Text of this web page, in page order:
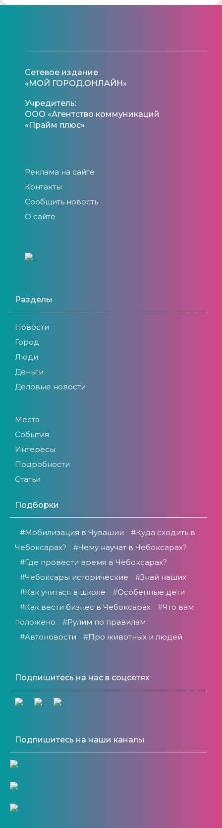
Сетевое издание
«МОЙ ГОРОД.ОНЛАЙН»
Учредитель:
ООО «Агентство коммуникаций
«Прайм плюс»
Реклама на сайте
Контакты
Сообщить новость
О сайте
Разделы
Новости
Город
Люди
Деньги
Деловые новости
Места
События
Интересы
Подробности
Статьи
Подборки
#Мобилизация в Чувашии
#Куда сходить в
Чебоксарах?
#Чему научат в Чебоксарах?
#Где провести время в Чебоксарах?
#Чебоксары исторические
#Знай наших
#Как учиться в школе
#Особенные дети
#Как вести бизнес в Чебоксарах
#Что вам
положено
#Рулим по правилам
#Автоновости
#Про животных и людей
Подпишитесь на нас в соцсетях
Подпишитесь на наши каналы